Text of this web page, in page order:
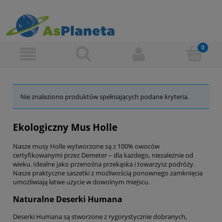
Nie znaleziono produktów spełniających podane kryteria.
Ekologiczny Mus Holle
Nasze musy Holle wytworzone są z 100% owoców
certyfikowanymi przez Demeter – dla każdego, niezależnie od
wieku. Idealne jako przenośna przekąska i towarzysz podróży.
Nasze praktyczne saszetki z możliwością ponownego zamknięcia
umożliwiają łatwe użycie w dowolnym miejscu.
Naturalne Deserki Humana
Deserki Humana są stworzone z rygorystycznie dobranych,